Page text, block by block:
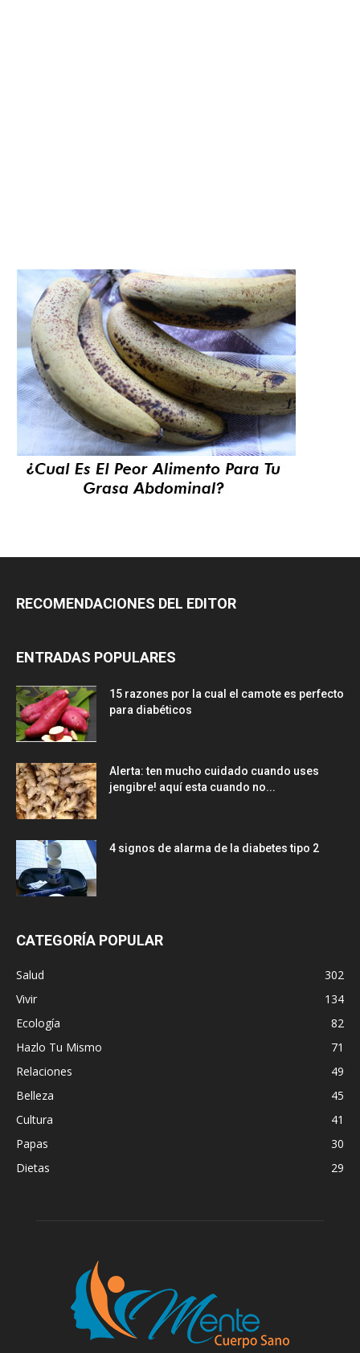
RECOMENDACIONES DEL EDITOR
ENTRADAS POPULARES
15 razones por la cual el camote es perfecto
para diabéticos
Alerta: ten mucho cuidado cuando uses
jengibre! aquí esta cuando no...
4 signos de alarma de la diabetes tipo 2
CATEGORÍA POPULAR
Salud
302
Vivir
134
Ecología
82
Hazlo Tu Mismo
71
Relaciones
49
Belleza
45
Cultura
41
Papas
30
Dietas
29